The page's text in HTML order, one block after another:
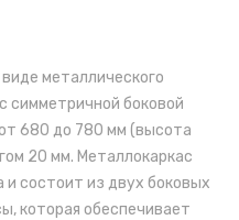
металлического
симметричной боковой
680 до 780 мм (высота
20 мм. Металлокаркас
состоит из двух боковых
которая обеспечивает